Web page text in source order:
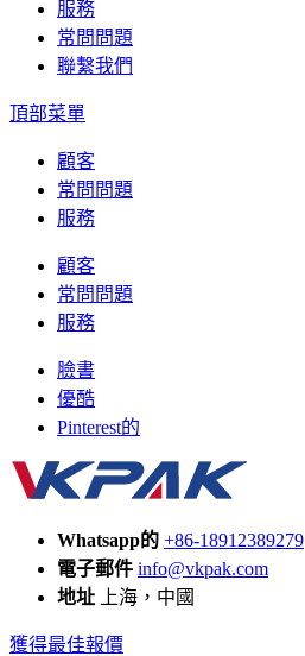
服務
常問問題
聯繫我們
頂部菜單
顧客
常問問題
服務
顧客
常問問題
服務
臉書
優酷
Pinterest的
Whatsapp的 +86-18912389279
電子郵件 info@vkpak.com
地址 上海，中國
獲得最佳報價